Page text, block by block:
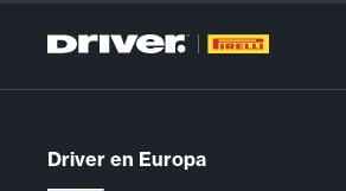
Driver en Europa